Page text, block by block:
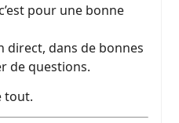
pour une bonne
direct, dans de bonnes
de questions.
tout.